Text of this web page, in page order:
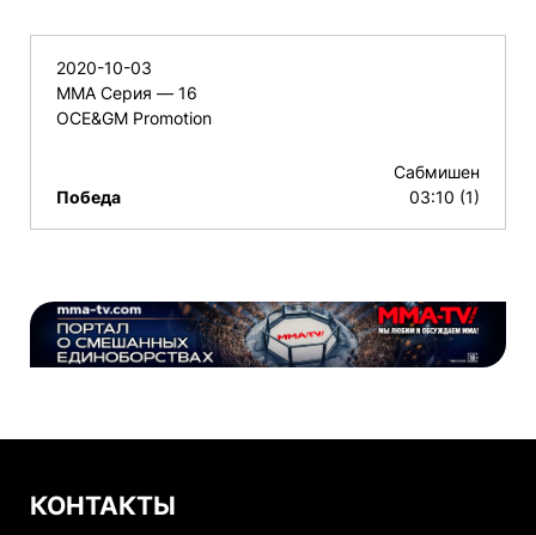
2020-10-03
ММА Серия — 16
OCE&GM Promotion
Победа
Сабмишен
03:10 (1)
КОНТАКТЫ